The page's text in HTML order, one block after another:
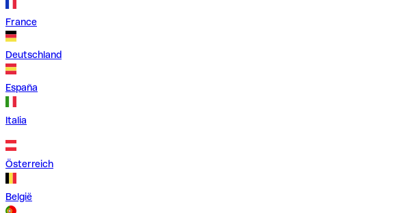
France
Deutschland
España
Italia
Österreich
België